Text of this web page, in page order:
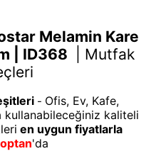
Melamin Kare
| ID368
Mutfak
- Ofis, Ev, Kafe,
kullanabileceğiniz kaliteli
en uygun fiyatlarla
'da